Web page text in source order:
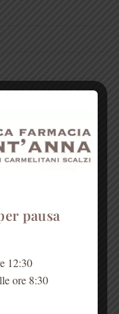
pausa
12:30
ore 8:30